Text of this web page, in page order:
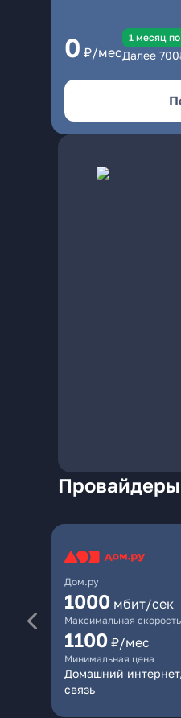
0 ₽/мес
1 месяц
Далее 700
Провайдеры
Дом.ру
1000 мбит/сек
Максимальная скорость
1100 ₽/мес
Минимальная цена
Домашний
связь